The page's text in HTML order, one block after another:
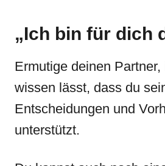
„Ich bin für dich
Ermutige deinen
wissen lässt, dass du
Entscheidungen und
unterstützt.